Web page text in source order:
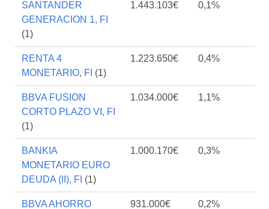
SANTANDER
GENERACION 1, FI
(1)
1.443.103€ 0,1%
RENTA 4
MONETARIO, FI (1)
1.223.650€ 0,4%
BBVA FUSION
CORTO PLAZO VI, FI
(1)
1.034.000€ 1,1%
BANKIA
MONETARIO EURO
DEUDA (II), FI (1)
1.000.170€ 0,3%
BBVA AHORRO
931.000€ 0,2%